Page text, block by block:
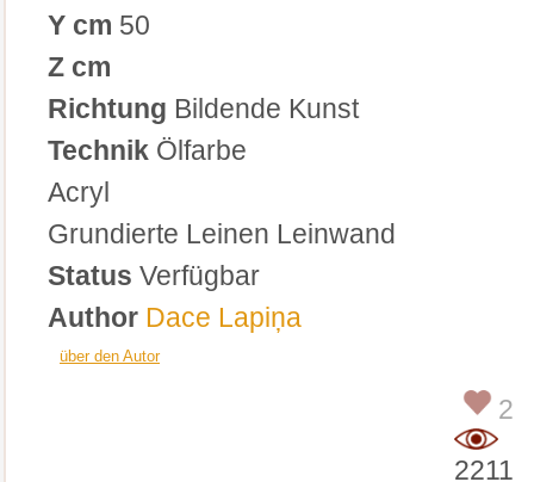
Y cm 50
Z cm
Richtung Bildende Kunst
Technik Ölfarbe
Acryl
Grundierte Leinen Leinwand
Status Verfügbar
Author Dace Lapiņa
über den Autor
2
2211